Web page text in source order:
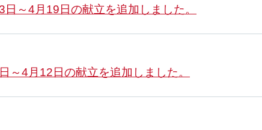
～4月19日の献立を追加しました。
～4月12日の献立を追加しました。